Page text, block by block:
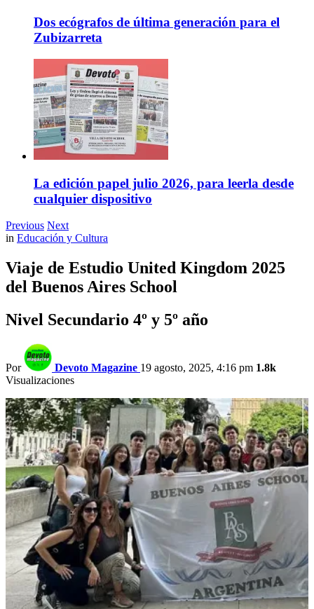
Dos ecógrafos de última generación para el
Zubizarreta
La edición papel julio 2026, para leerla desde
cualquier dispositivo
Previous Next
in Educación y Cultura
Viaje de Estudio United Kingdom 2025
del Buenos Aires School
Nivel Secundario 4º y 5º año
Por Devoto Magazine 19 agosto, 2025, 4:16 pm 1.8k
Visualizaciones